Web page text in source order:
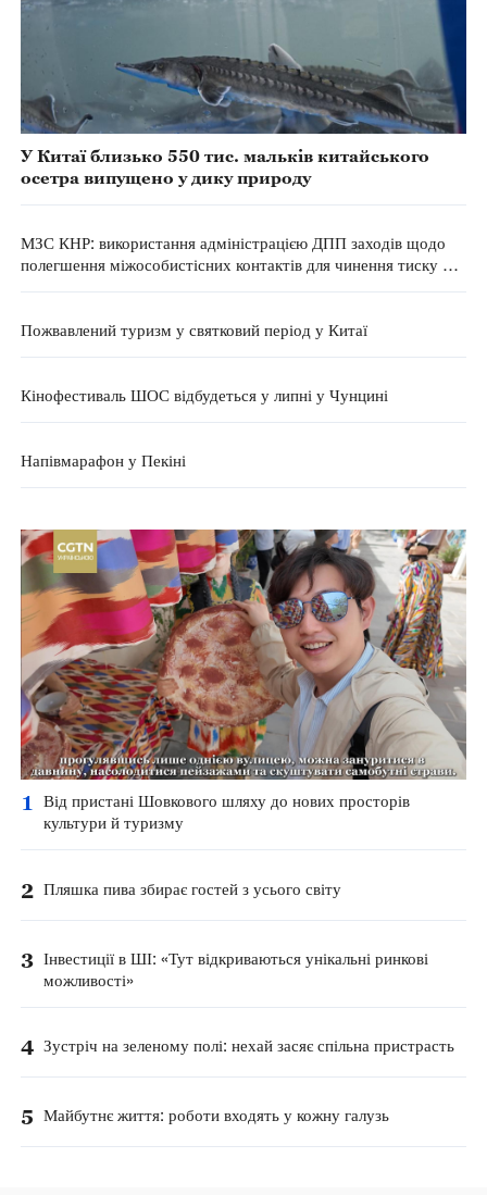
У Китаї близько 550 тис. мальків китайського
осетра випущено у дику природу
МЗС КНР: використання адміністрацією ДПП заходів щодо
полегшення міжособистісних контактів для чинення тиску на
Пожвавлений туризм у святковий період у Китаї
Кінофестиваль ШОС відбудеться у липні у Чунцині
Напівмарафон у Пекіні
1
Від пристані Шовкового шляху до нових просторів
культури й туризму
2 Пляшка пива збирає гостей з усього світу
3 Інвестиції в ШІ: «Тут відкриваються унікальні ринкові
можливості»
4 Зустріч на зеленому полі: нехай засяє спільна пристрасть
5 Майбутнє життя: роботи входять у кожну галузь